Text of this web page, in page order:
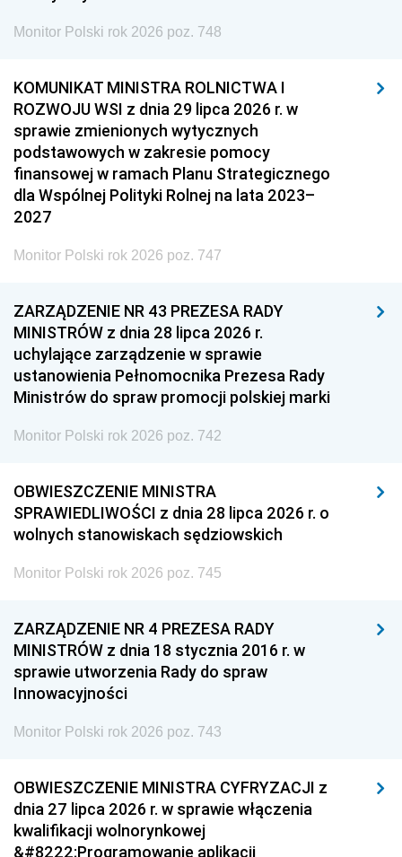
Monitor Polski rok 2026 poz. 748
KOMUNIKAT MINISTRA ROLNICTWA I
ROZWOJU WSI z dnia 29 lipca 2026 r. w
sprawie zmienionych wytycznych
podstawowych w zakresie pomocy
finansowej w ramach Planu Strategicznego
dla Wspólnej Polityki Rolnej na lata 2023–
2027
Monitor Polski rok 2026 poz. 747
ZARZĄDZENIE NR 43 PREZESA RADY
MINISTRÓW z dnia 28 lipca 2026 r.
uchylające zarządzenie w sprawie
ustanowienia Pełnomocnika Prezesa Rady
Ministrów do spraw promocji polskiej marki
Monitor Polski rok 2026 poz. 742
OBWIESZCZENIE MINISTRA
SPRAWIEDLIWOŚCI z dnia 28 lipca 2026 r. o
wolnych stanowiskach sędziowskich
Monitor Polski rok 2026 poz. 745
ZARZĄDZENIE NR 4 PREZESA RADY
MINISTRÓW z dnia 18 stycznia 2016 r. w
sprawie utworzenia Rady do spraw
Innowacyjności
Monitor Polski rok 2026 poz. 743
OBWIESZCZENIE MINISTRA CYFRYZACJI z
dnia 27 lipca 2026 r. w sprawie włączenia
kwalifikacji wolnorynkowej
&#8222;Programowanie aplikacji